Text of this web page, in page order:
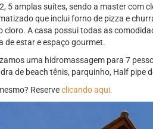
5 amplas suítes, sendo a master com
que inclui forno de pizza e
cloro. A casa possui todas as
de estar e espaço gourmet.
uma hidromassagem para 7
de beach tênis, parquinho, Half pipe
Reserveclicando aqui.